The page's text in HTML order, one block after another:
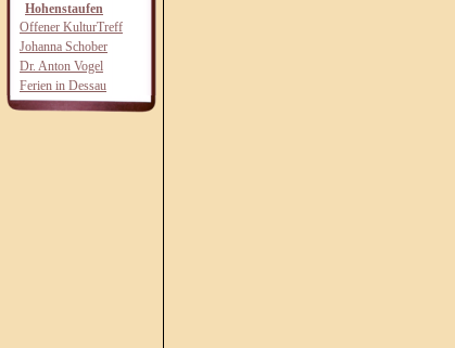
Hohenstaufen
Offener KulturTreff
Johanna Schober
Dr. Anton Vogel
Ferien in Dessau